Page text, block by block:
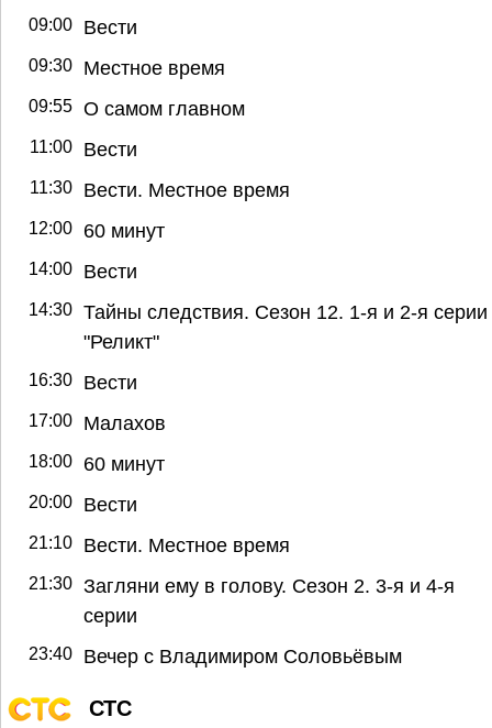
09:00 Вести
09:30 Местное время
09:55 О самом главном
11:00 Вести
11:30 Вести. Местное время
12:00 60 минут
14:00 Вести
14:30 Тайны следствия. Сезон 12. 1-я и 2-я серии
"Реликт"
16:30 Вести
17:00 Малахов
18:00 60 минут
20:00 Вести
21:10 Вести. Местное время
21:30 Загляни ему в голову. Сезон 2. 3-я и 4-я
серии
23:40 Вечер с Владимиром Соловьёвым
СТС